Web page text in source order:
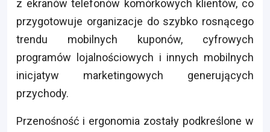
z ekranów telefonów komórkowych klientów, co
przygotowuje organizacje do szybko rosnącego
trendu mobilnych kuponów, cyfrowych
programów lojalnościowych i innych mobilnych
inicjatyw marketingowych generujących
przychody.
Przenośność i ergonomia zostały podkreślone w